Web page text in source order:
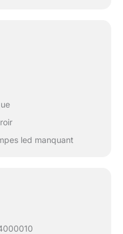
led manquant